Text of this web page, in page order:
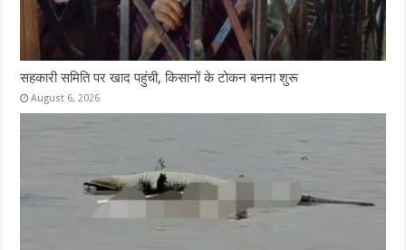
सहकारी समिति पर खाद पहुंची, किसानों के टोकन बनना शुरू
August 6, 2026